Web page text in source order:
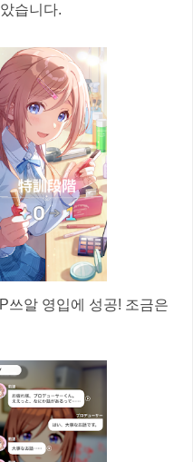
습니다.
쓰알 영입에 성공! 조금은